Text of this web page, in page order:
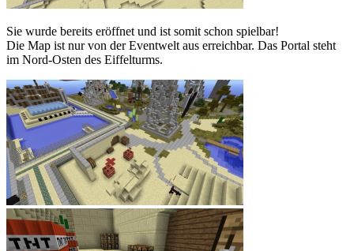
Sie wurde bereits eröffnet und ist somit schon spielbar!
Die Map ist nur von der Eventwelt aus erreichbar. Das Portal steht
im Nord-Osten des Eiffelturms.